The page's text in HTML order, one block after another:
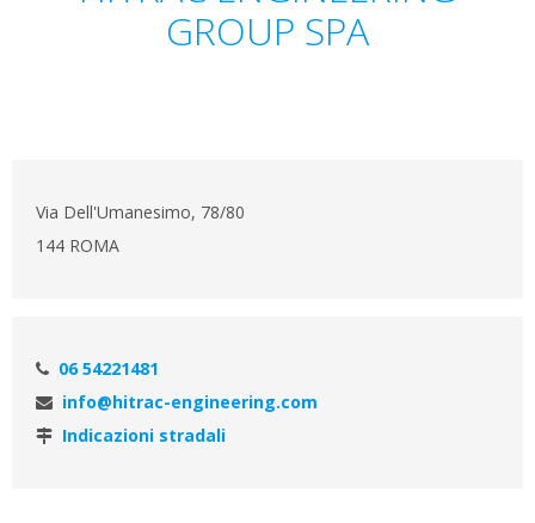
GROUP SPA
Via Dell'Umanesimo, 78/80
144 ROMA
06 54221481
info@hitrac-engineering.com
Indicazioni stradali